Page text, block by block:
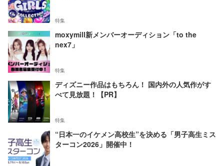
特集
moxymill新メンバーオーディション「to the
nex7」
特集
ディズニー作品はもちろん！ 国内外の人気作がす
べて見放題！【PR】
特集
“日本一のイケメン高校生”を決める「男子高生ミス
ターコン2026」開催中！